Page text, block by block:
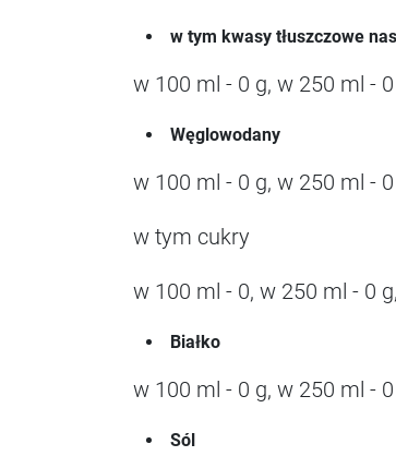
w tym kwasy tłuszczowe
w 100 ml - 0 g, w 250 ml -
Węglowodany
w 100 ml - 0 g, w 250 ml -
w tym cukry
w 100 ml - 0, w 250 ml - 0
Białko
w 100 ml - 0 g, w 250 ml -
Sól